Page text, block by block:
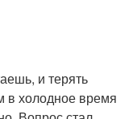
и терять
в холодное время